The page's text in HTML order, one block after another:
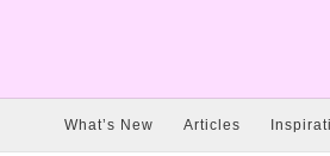
What’s New Articles